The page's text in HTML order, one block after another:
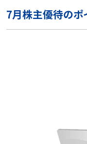
7月株主優待のポ